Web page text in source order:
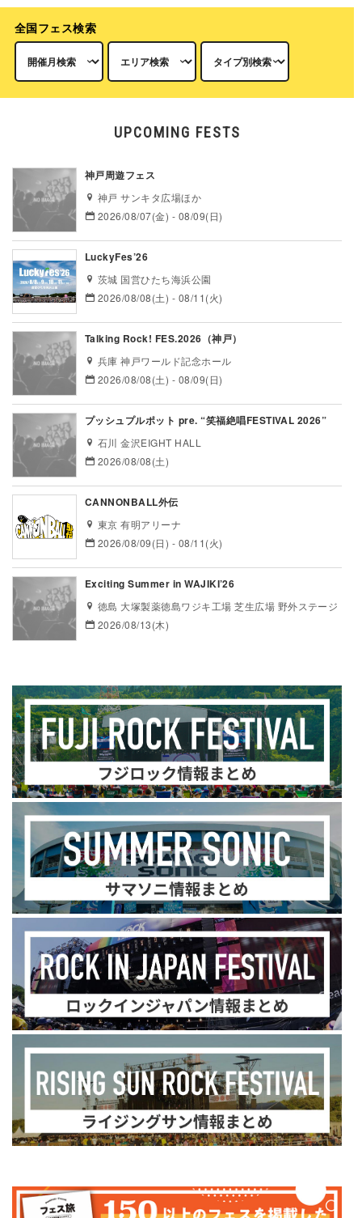
全国フェス検索
UPCOMING FESTS
神戸周遊フェス
神戸 サンキタ広場ほか
2026/08/07(金) - 08/09(日)
LuckyFes’26
茨城 国営ひたち海浜公園
2026/08/08(土) - 08/11(火)
Talking Rock! FES.2026（神戸）
兵庫 神戸ワールド記念ホール
2026/08/08(土) - 08/09(日)
プッシュプルポット pre. “笑福絶唱FESTIVAL 2026”
石川 金沢EIGHT HALL
2026/08/08(土)
CANNONBALL外伝
東京 有明アリーナ
2026/08/09(日) - 08/11(火)
Exciting Summer in WAJIKI’26
徳島 大塚製薬徳島ワジキ工場 芝生広場 野外ステージ
2026/08/13(木)